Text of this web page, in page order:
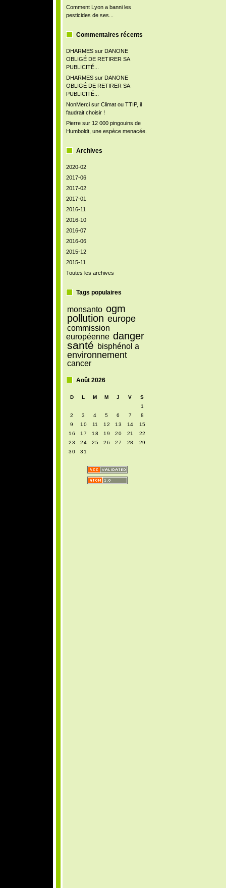
Comment Lyon a banni les
pesticides de ses...
Commentaires récents
DHARMESsur DANONE
OBLIGÉ DE RETIRER SA
PUBLICITÉ...
DHARMESsur DANONE
OBLIGÉ DE RETIRER SA
PUBLICITÉ...
NonMercisur Climat ou TTIP, il
faudrait choisir !
Pierresur 12 000 pingouins de
Humboldt, une espèce menacée.
Archives
2020-02
2017-06
2017-02
2017-01
2016-11
2016-10
2016-07
2016-06
2015-12
2015-11
Toutes les archives
Tags populaires
monsanto ogm
pollution europe
commission
européenne danger
santé bisphénol a
environnement
cancer
Août 2026
D L M M J V
S
1
2
3 4 5 6 7
8
9
10 11 12 13 14
15
16
17 18 19 20 21
22
23
24 25 26 27 28
29
30
31